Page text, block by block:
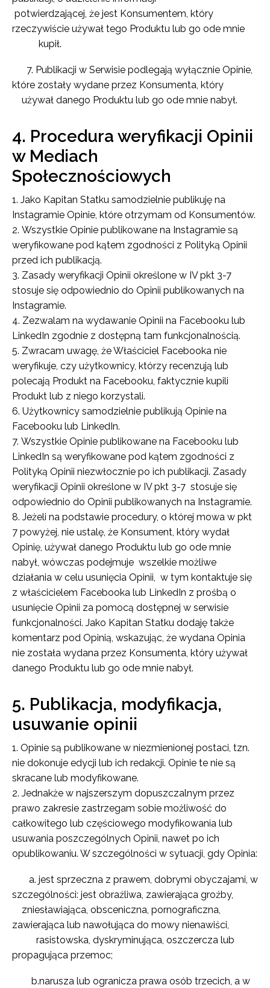
potwierdzającej, że jest Konsumentem, który
rzeczywiście używał tego Produktu lub go ode mnie
kupił.
7. Publikacji w Serwisie podlegają wyłącznie Opinie,
które zostały wydane przez Konsumenta, który
używał danego Produktu lub go ode mnie nabył.
4. Procedura weryfikacji Opinii
w Mediach
Społecznościowych
Jako Kapitan Statku samodzielnie publikuję na
Instagramie Opinie, które otrzymam od Konsumentów.
Wszystkie Opinie publikowane na Instagramie są
weryfikowane pod kątem zgodności z Polityką Opinii
przed ich publikacją.
Zasady weryfikacji Opinii określone w IV pkt 3-7
stosuje się odpowiednio do Opinii publikowanych na
Instagramie.
Zezwalam na wydawanie Opinii na Facebooku lub
LinkedIn zgodnie z dostępną tam funkcjonalnością.
Zwracam uwagę, że Właściciel Facebooka nie
weryfikuje, czy użytkownicy, którzy recenzują lub
polecają Produkt na Facebooku, faktycznie kupili
Produkt lub z niego korzystali.
Użytkownicy samodzielnie publikują Opinie na
Facebooku lub LinkedIn.
Wszystkie Opinie publikowane na Facebooku lub
LinkedIn są weryfikowane pod kątem zgodności z
Polityką Opinii niezwłocznie po ich publikacji. Zasady
weryfikacji Opinii określone w IV pkt 3-7 stosuje się
odpowiednio do Opinii publikowanych na Instagramie.
Jeżeli na podstawie procedury, o której mowa w pkt
7 powyżej, nie ustalę, że Konsument, który wydał
Opinię, używał danego Produktu lub go ode mnie
nabył, wówczas podejmuje wszelkie możliwe
działania w celu usunięcia Opinii, w tym kontaktuje się
z właścicielem Facebooka lub LinkedIn z prośbą o
usunięcie Opinii za pomocą dostępnej w serwisie
funkcjonalności. Jako Kapitan Statku dodaję także
komentarz pod Opinią, wskazując, że wydana Opinia
nie została wydana przez Konsumenta, który używał
danego Produktu lub go ode mnie nabył.
5. Publikacja, modyfikacja,
usuwanie opinii
Opinie są publikowane w niezmienionej postaci, tzn.
nie dokonuje edycji lub ich redakcji. Opinie te nie są
skracane lub modyfikowane.
Jednakże w najszerszym dopuszczalnym przez
prawo zakresie zastrzegam sobie możliwość do
całkowitego lub częściowego modyfikowania lub
usuwania poszczególnych Opinii, nawet po ich
opublikowaniu. W szczególności w sytuacji, gdy Opinia:
a. jest sprzeczna z prawem, dobrymi obyczajami, w
szczególności: jest obraźliwa, zawierająca groźby,
zniesławiająca, obsceniczna, pornograficzna,
zawierająca lub nawołująca do mowy nienawiści,
rasistowska, dyskryminująca, oszczercza lub
propagująca przemoc;
b.narusza lub ogranicza prawa osób trzecich, a w